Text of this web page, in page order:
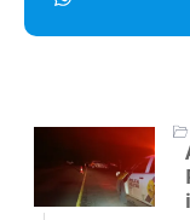
Participe do